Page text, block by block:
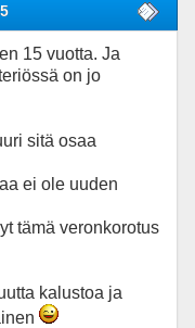
15 vuotta. Ja
on jo
sitä osaa
ei ole uuden
tämä veronkorotus
kalustoa ja